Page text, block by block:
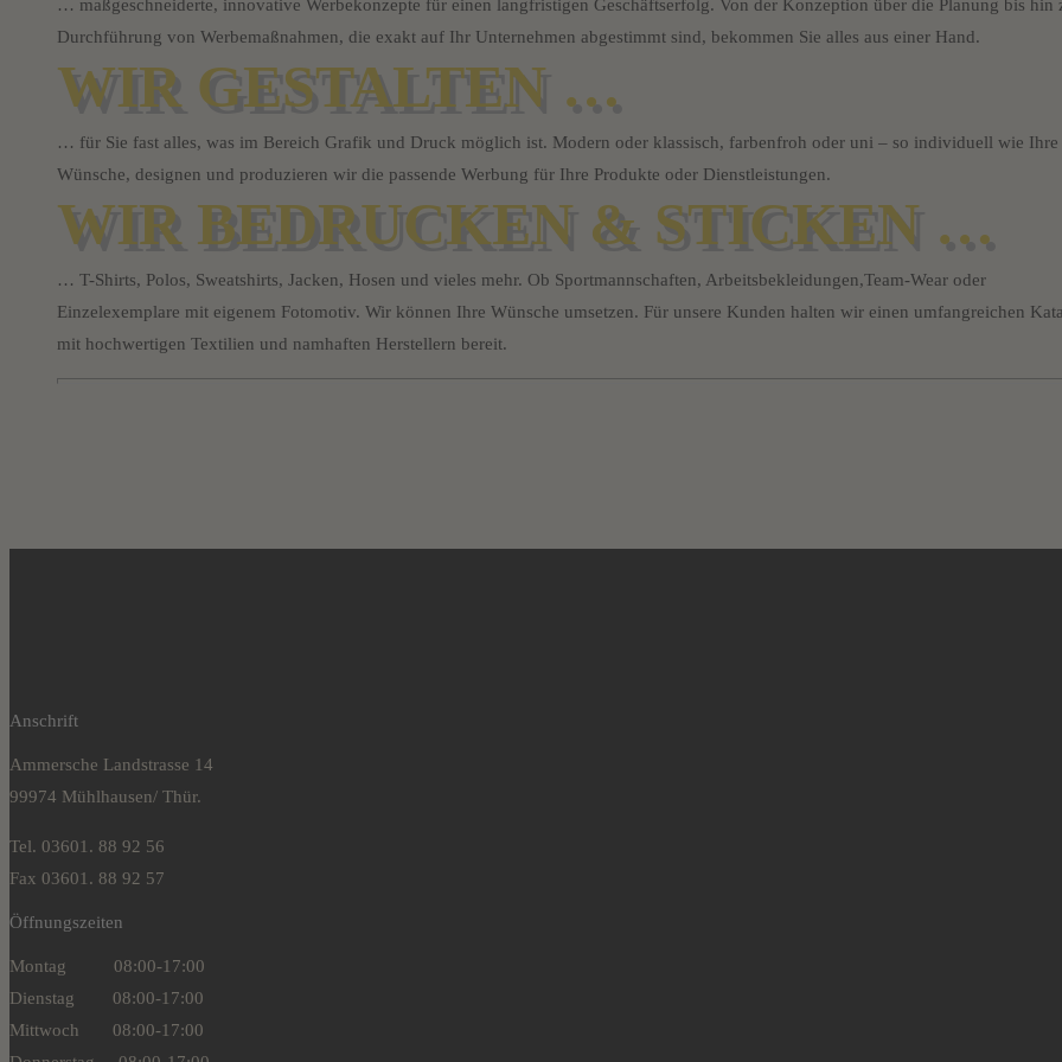
… maßgeschneiderte, innovative Werbekonzepte für einen langfristigen Geschäftserfolg. Von der Konzeption über die Planung bis hin
Durchführung von Werbemaßnahmen, die exakt auf Ihr Unternehmen abgestimmt sind, bekommen Sie alles aus einer Hand.
WIR GESTALTEN …
… für Sie fast alles, was im Bereich Grafik und Druck möglich ist. Modern oder klassisch, farbenfroh oder uni – so individuell wie Ihre
Wünsche, designen und produzieren wir die passende Werbung für Ihre Produkte oder Dienstleistungen.
WIR BEDRUCKEN & STICKEN …
… T-Shirts, Polos, Sweatshirts, Jacken, Hosen und vieles mehr. Ob Sportmannschaften, Arbeitsbekleidungen,Team-Wear oder
Einzelexemplare mit eigenem Fotomotiv. Wir können Ihre Wünsche umsetzen. Für unsere Kunden halten wir einen umfangreichen
mit hochwertigen Textilien und namhaften Herstellern bereit.
Anschrift
Ammersche Landstrasse 14
99974 Mühlhausen/ Thür.
Tel. 03601. 88 92 56
Fax 03601. 88 92 57
Öffnungszeiten
Montag 08:00-17:00
Dienstag 08:00-17:00
Mittwoch 08:00-17:00